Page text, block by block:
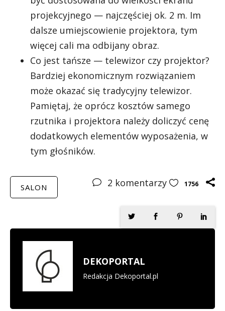
projekcyjnego — najczęściej ok. 2 m. Im
dalsze umiejscowienie projektora, tym
więcej cali ma odbijany obraz.
Co jest tańsze — telewizor czy projektor?
Bardziej ekonomicznym rozwiązaniem
może okazać się tradycyjny telewizor.
Pamiętaj, że oprócz kosztów samego
rzutnika i projektora należy doliczyć cenę
dodatkowych elementów wyposażenia, w
tym głośników.
SALON 2 komentarzy 1756
DEKOPORTAL
Redakcja Dekoportal.pl